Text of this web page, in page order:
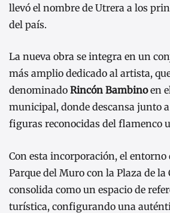
llevó el nombre de Utrera a los
del país.
La nueva obra se integra en un
más amplio dedicado al artista,
denominado Rincón Bambinoen
municipal, donde descansa junto
figuras reconocidas del flamenco
Con esta incorporación, el entorno
Parque del Muro con la Plaza de
consolida como un espacio de
turística, configurando una